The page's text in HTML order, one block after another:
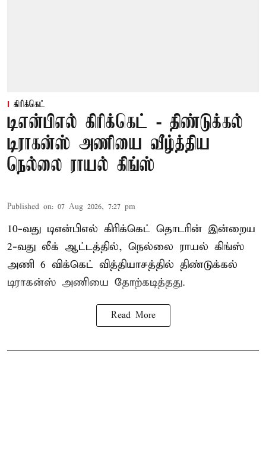
கிரிக்கெட்
டிஎன்பிஎல் கிரிக்கெட் - திண்டுக்கல்
டிராகன்ஸ் அணியை வீழ்த்திய
நெல்லை ராயல் கிங்ஸ்
Published on: 07 Aug 2026, 7:27 pm
10-வது டிஎன்பிஎல் கிரிக்கெட் தொடரின் இன்றைய
2-வது லீக் ஆட்டத்தில், நெல்லை ராயல் கிங்ஸ்
அணி 6 விக்கெட் வித்தியாசத்தில் திண்டுக்கல்
டிராகன்ஸ் அணியை தோற்கடித்தது.
Read More